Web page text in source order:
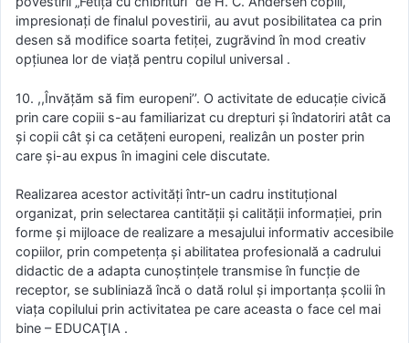
impresionaţi de finalul povestirii, au avut posibilitatea ca prin
desen să modifice soarta fetiţei, zugrăvind în mod creativ
opţiunea lor de viaţă pentru copilul universal .
10. ,,Învăţăm să fim europeni’’. O activitate de educaţie civică
prin care copiii s-au familiarizat cu drepturi şi îndatoriri atât ca
şi copii cât şi ca cetăţeni europeni, realizân un poster prin
care şi-au expus în imagini cele discutate.
Realizarea acestor activităţi într-un cadru instituţional
organizat, prin selectarea cantităţii şi calităţii informaţiei, prin
forme şi mijloace de realizare a mesajului informativ accesibile
copiilor, prin competenţa şi abilitatea profesională a cadrului
didactic de a adapta cunoştinţele transmise în funcţie de
receptor, se subliniază încă o dată rolul şi importanţa şcolii în
viaţa copilului prin activitatea pe care aceasta o face cel mai
bine – EDUCAŢIA .